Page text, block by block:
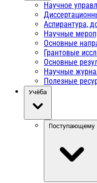
Научное
Аспирантура,
Научные
Основные
Грантовые
Основные
Научные
Полезные
Учёба
Поступающему